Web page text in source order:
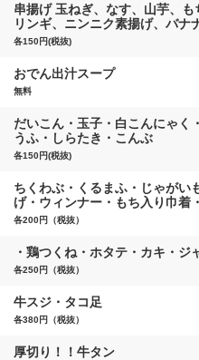
串揚げ 玉ねぎ、なす、山芋、
リンギ、ニンニク素揚げ、バナ
各150円(税抜)
おでん出汁スープ
無料
だいこん・玉子・白こんにゃく
うふ・しらたき・こんぶ
各150円(税抜)
ちくわぶ・くるまふ・じゃがい
げ・ウィンナー・もち入り巾着
各200円（税抜）
・鶏つくね・ホタテ・カキ・
各250円（税抜）
牛スジ・タコ足
各380円（税抜）
厚切り！！牛タン